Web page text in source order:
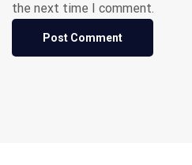
the next time I comment.